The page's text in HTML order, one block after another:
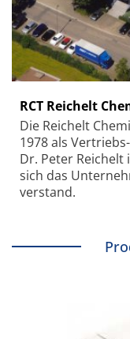
RCT Reichelt
Die Reichelt
1978 als
Dr. Peter
sich das
verstand.